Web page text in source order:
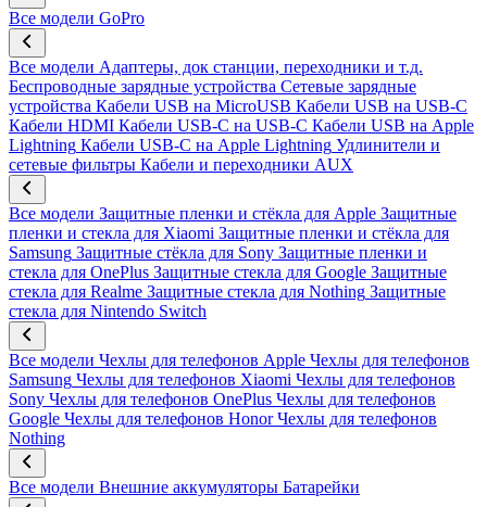
Все модели GoPro
Все модели Адаптеры, док станции, переходники и т.д.
Беспроводные зарядные устройства Сетевые зарядные
устройства Кабели USB на MicroUSB Кабели USB на USB-C
Кабели HDMI Кабели USB-C на USB-C Кабели USB на Apple
Lightning Кабели USB-C на Apple Lightning Удлинители и
сетевые фильтры Кабели и переходники AUX
Все модели Защитные пленки и стёкла для Apple Защитные
пленки и стекла для Xiaomi Защитные пленки и стёкла для
Samsung Защитные стёкла для Sony Защитные пленки и
стекла для OnePlus Защитные стекла для Google Защитные
стекла для Realme Защитные стекла для Nothing Защитные
стекла для Nintendo Switch
Все модели Чехлы для телефонов Apple Чехлы для телефонов
Samsung Чехлы для телефонов Xiaomi Чехлы для телефонов
Sony Чехлы для телефонов OnePlus Чехлы для телефонов
Google Чехлы для телефонов Honor Чехлы для телефонов
Nothing
Все модели Внешние аккумуляторы Батарейки